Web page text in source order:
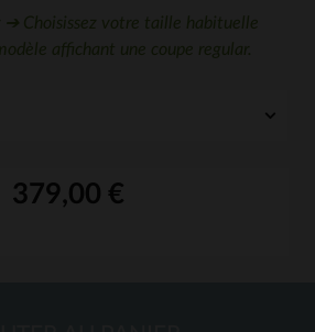
➔ Choisissez votre taille habituelle
affichant une coupe regular.
379,00 €